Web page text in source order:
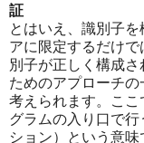
証
とはいえ、識別子
アに限定するだけ
別子が正しく構成
ためのアプローチ
考えられます。ここ
グラムの入り口で
ション）という意味